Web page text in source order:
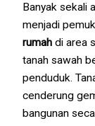
Banyak sekali
menjadi
rumahdi area
tanah sawah
penduduk.
cenderung
bangunan